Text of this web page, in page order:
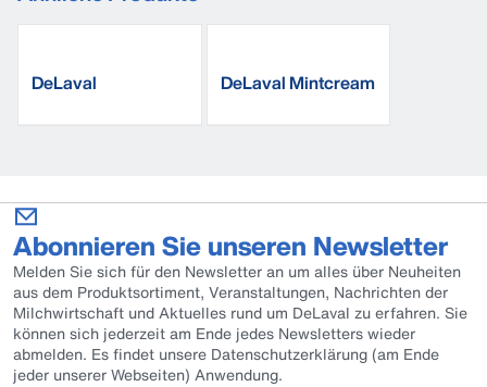
DeLaval DeLaval Mintcream
Abonnieren Sie unseren Newsletter
Melden Sie sich für den Newsletter an um alles über Neuheiten
aus dem Produktsortiment, Veranstaltungen, Nachrichten der
Milchwirtschaft und Aktuelles rund um DeLaval zu erfahren. Sie
können sich jederzeit am Ende jedes Newsletters wieder
abmelden. Es findet unsere Datenschutzerklärung (am Ende
jeder unserer Webseiten) Anwendung.